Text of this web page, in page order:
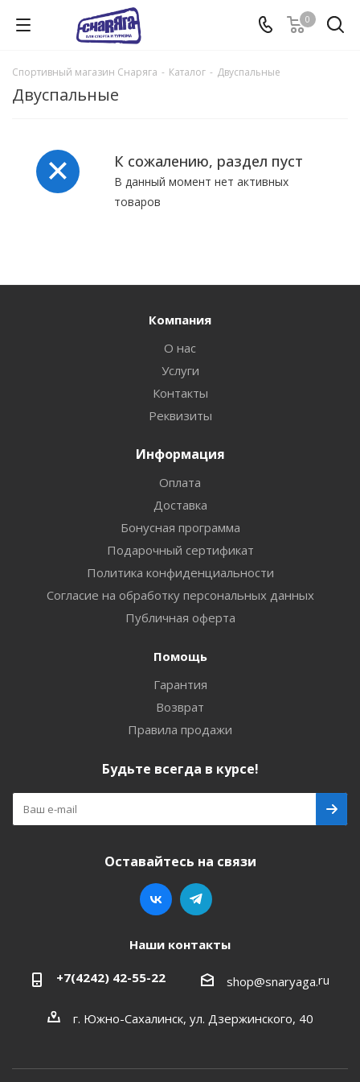
0
Спортивный магазин Снаряга - Каталог - Двуспальные
Двуспальные
К сожалению, раздел пуст
В данный момент нет активных
товаров
Компания
О нас
Услуги
Контакты
Реквизиты
Информация
Оплата
Доставка
Бонусная программа
Подарочный сертификат
Политика конфиденциальности
Согласие на обработку персональных данных
Публичная оферта
Помощь
Гарантия
Возврат
Правила продажи
Будьте всегда в курсе!
Оставайтесь на связи
Наши контакты
+7(4242) 42-55-22 shop@snaryaga.ru
г. Южно-Сахалинск, ул. Дзержинского, 40